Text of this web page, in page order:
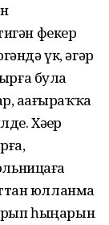
фекер
үк, әгәр
була
аҙағыраҡҡа
Хәҙер
юлланма
һыңарын